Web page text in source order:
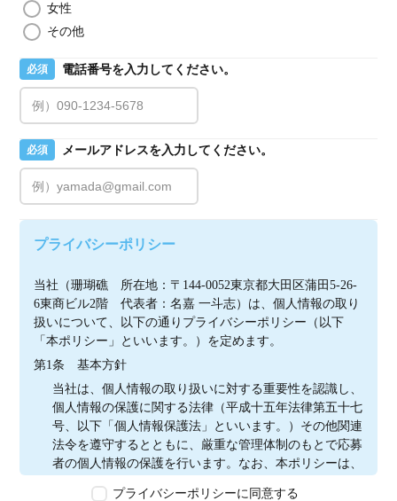
女性
その他
必須 電話番号を入力してください。
必須 メールアドレスを入力してください。
プライバシーポリシー
当社（珊瑚礁　所在地：〒144-0052東京都大田区蒲田5-26-
6東商ビル2階　代表者：名嘉 一斗志）は、個人情報の取り
扱いについて、以下の通りプライバシーポリシー（以下
「本ポリシー」といいます。）を定めます。
第1条　基本方針
当社は、個人情報の取り扱いに対する重要性を認識し、
個人情報の保護に関する法律（平成十五年法律第五十七
号、以下「個人情報保護法」といいます。）その他関連
法令を遵守するとともに、厳重な管理体制のもとで応募
者の個人情報の保護を行います。なお、本ポリシーは、
プライバシーポリシーに同意する